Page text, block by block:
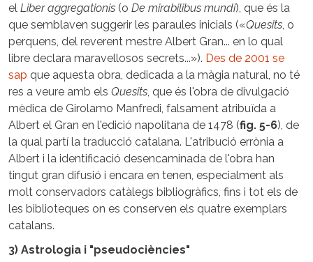
el Liber aggregationis (o De mirabilibus mundi), que és la
que semblaven suggerir les paraules inicials («Quesits, o
perquens, del reverent mestre Albert Gran... en lo qual
libre declara maravellosos secrets...»). Des de 2001 se
sap que aquesta obra, dedicada a la màgia natural, no té
res a veure amb els Quesits, que és l'obra de divulgació
mèdica de Girolamo Manfredi, falsament atribuïda a
Albert el Gran en l'edició napolitana de 1478 (fig. 5-6), de
la qual partí la traducció catalana. L'atribució errònia a
Albert i la identificació desencaminada de l'obra han
tingut gran difusió i encara en tenen, especialment als
molt conservadors catàlegs bibliogràfics, fins i tot els de
les biblioteques on es conserven els quatre exemplars
catalans.
3) Astrologia i "pseudociències"